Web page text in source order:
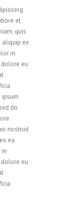
et
quis
aliquip ex
in
eu
ipsum
do
nostrud
ea
in
eu